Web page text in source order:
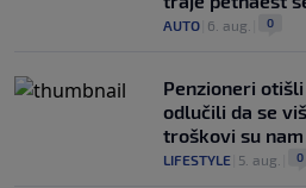
AUTO 6. aug. 0
Penzioneri
odlučili da se
troškovi su
LIFESTYLE 5. aug. 0